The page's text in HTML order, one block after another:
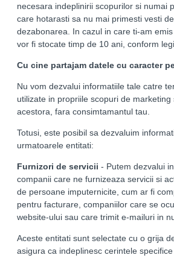
necesara indeplinirii scopurilor si numai
care hotarasti sa nu mai primesti vesti
dezabonarea. In cazul in care ti-am
vor fi stocate timp de 10 ani, conform
Cu cine partajam datele cu caracter
Nu vom dezvalui informatiile tale catre
utilizate in propriile scopuri de
acestora, fara consimtamantul tau.
Totusi, este posibil sa dezvaluim
urmatoarele entitati:
Furnizori de servicii - Putem dezvalui
companii care ne furnizeaza servicii si
de persoane imputernicite, cum ar fi
pentru facturare, companiilor care se
website-ului sau care trimit e-mailuri in
Aceste entitati sunt selectate cu o grija
asigura ca indeplinesc cerintele